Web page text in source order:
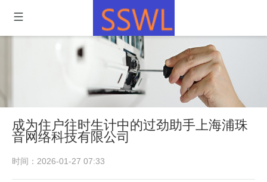
成为住户往时生计中的过劲助手上海浦珠
音网络科技有限公司
时间：2026-01-27 07:33